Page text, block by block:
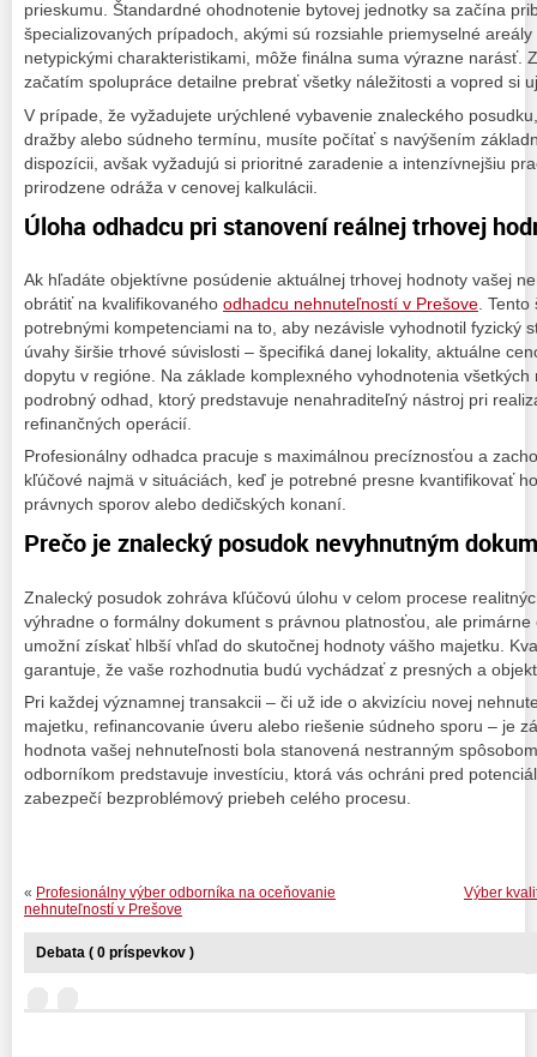
prieskumu. Štandardné ohodnotenie bytovej jednotky sa začína
špecializovaných prípadoch, akými sú rozsiahle priemyselné
netypickými charakteristikami, môže finálna suma výrazne narásť.
začatím spolupráce detailne prebrať všetky náležitosti a vopred si
V prípade, že vyžadujete urýchlené vybavenie znaleckého
dražby alebo súdneho termínu, musíte počítať s navýšením
dispozícii, avšak vyžadujú si prioritné zaradenie a intenzívnejšiu
prirodzene odráža v cenovej kalkulácii.
Úloha odhadcu pri stanovení reálnej trhovej
Ak hľadáte objektívne posúdenie aktuálnej trhovej hodnoty vašej
obrátiť na kvalifikovaného odhadcu nehnuteľností v Prešove. Tento
potrebnými kompetenciami na to, aby nezávisle vyhodnotil fyzický
úvahy širšie trhové súvislosti – špecifiká danej lokality, aktuálne
dopytu v regióne. Na základe komplexného vyhodnotenia
podrobný odhad, ktorý predstavuje nenahraditeľný nástroj pri
refinančných operácií.
Profesionálny odhadca pracuje s maximálnou precíznosťou a
kľúčové najmä v situáciách, keď je potrebné presne kvantifikovať
právnych sporov alebo dedičských konaní.
Prečo je znalecký posudok nevyhnutným
Znalecký posudok zohráva kľúčovú úlohu v celom procese
výhradne o formálny dokument s právnou platnosťou, ale
umožní získať hlbší vhľad do skutočnej hodnoty vášho majetku.
garantuje, že vaše rozhodnutia budú vychádzať z presných a
Pri každej významnej transakcii – či už ide o akvizíciu novej
majetku, refinancovanie úveru alebo riešenie súdneho sporu – je
hodnota vašej nehnuteľnosti bola stanovená nestranným
odborníkom predstavuje investíciu, ktorá vás ochráni pred
zabezpečí bezproblémový priebeh celého procesu.
Výber
« Profesionálny výber odborníka na oceňovanie
nehnuteľností v Prešove
Debata ( 0 príspevkov )